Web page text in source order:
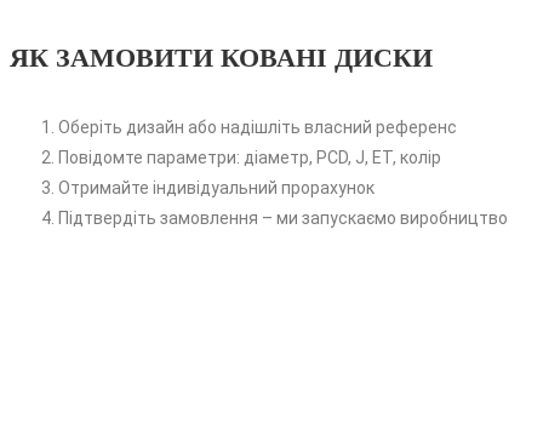
ЯК ЗАМОВИТИ КОВАНІ ДИСКИ
Оберіть дизайн або надішліть власний референс
Повідомте параметри: діаметр, PCD, J, ET, колір
Отримайте індивідуальний прорахунок
Підтвердіть замовлення – ми запускаємо виробництво